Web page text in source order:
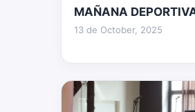
189 fotos
MAÑANA
13 de October, 2025